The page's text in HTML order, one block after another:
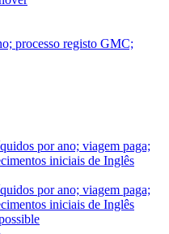
processo registo GMC;
por ano; viagem paga;
iniciais de Inglês
por ano; viagem paga;
iniciais de Inglês